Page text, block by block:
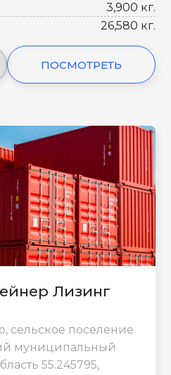
3,900 кг.
26,580 кг.
ПОСМОТРЕТЬ
Лизинг
сельское поселение
муниципальный
55.245795,